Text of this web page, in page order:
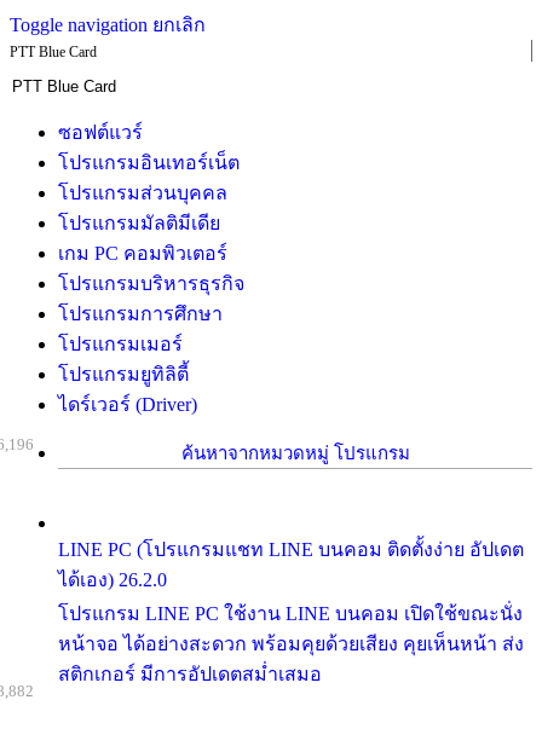
Toggle navigation ยกเลิก
PTT Blue Card
ซอฟต์แวร์
โปรแกรมอินเทอร์เน็ต
โปรแกรมส่วนบุคคล
โปรแกรมมัลติมีเดีย
เกม PC คอมพิวเตอร์
โปรแกรมบริหารธุรกิจ
โปรแกรมการศึกษา
โปรแกรมเมอร์
โปรแกรมยูทิลิตี้
ไดร์เวอร์ (Driver)
ค้นหาจากหมวดหมู่ โปรแกรม
LINE PC (โปรแกรมแชท LINE บนคอม ติดตั้งง่าย อัปเดต
ได้เอง) 26.2.0
โปรแกรม LINE PC ใช้งาน LINE บนคอม เปิดใช้ขณะนั่ง
หน้าจอ ได้อย่างสะดวก พร้อมคุยด้วยเสียง คุยเห็นหน้า ส่ง
สติกเกอร์ มีการอัปเดตสม่ำเสมอ